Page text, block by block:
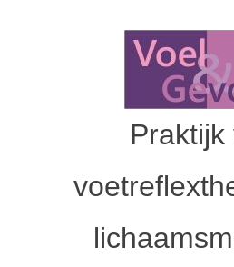
Praktijk